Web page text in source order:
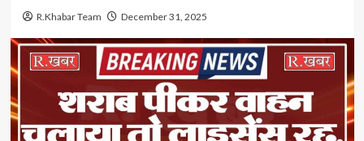
R.Khabar Team December 31, 2025